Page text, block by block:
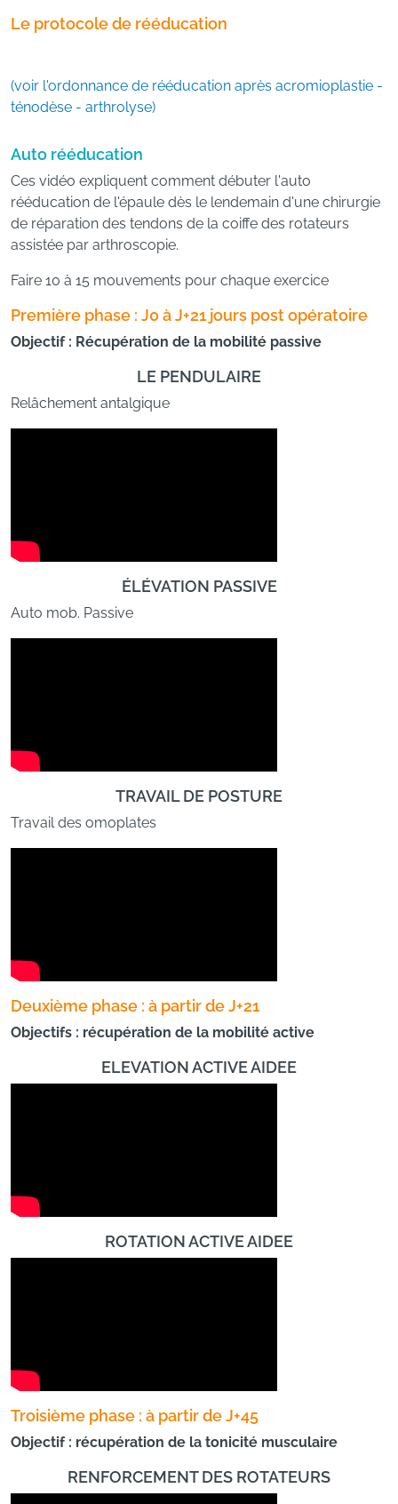
Le protocole de rééducation
(voir l'ordonnance de rééducation après acromioplastie -
ténodèse - arthrolyse)
Auto rééducation
Ces vidéo expliquent comment débuter l'auto
rééducation de l'épaule dès le lendemain d'une chirurgie
de réparation des tendons de la coiffe des rotateurs
assistée par arthroscopie.
Faire 10 à 15 mouvements pour chaque exercice
Première phase : J0 à J+21 jours post opératoire
Objectif : Récupération de la mobilité passive
LE PENDULAIRE
Relâchement antalgique
ÉLÉVATION PASSIVE
Auto mob. Passive
TRAVAIL DE POSTURE
Travail des omoplates
Deuxième phase : à partir de J+21
Objectifs : récupération de la mobilité active
ELEVATION ACTIVE AIDEE
ROTATION ACTIVE AIDEE
Troisième phase : à partir de J+45
Objectif : récupération de la tonicité musculaire
RENFORCEMENT DES ROTATEURS